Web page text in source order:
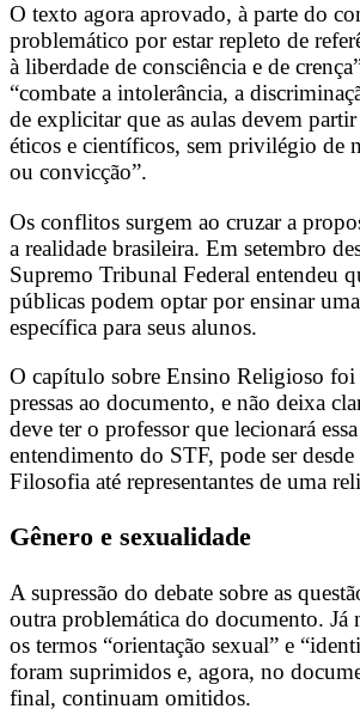
O texto agora aprovado, à parte do
problemático por estar repleto de
à liberdade de consciência e de
“combate a intolerância, a
de explicitar que as aulas devem partir
éticos e científicos, sem privilégio de
ou convicção”.
Os conflitos surgem ao cruzar a
a realidade brasileira. Em setembro
Supremo Tribunal Federal entendeu
públicas podem optar por ensinar
específica para seus alunos.
O capítulo sobre Ensino Religioso foi
pressas ao documento, e não deixa
deve ter o professor que lecionará
entendimento do STF, pode ser
Filosofia até representantes de uma
Gênero e sexualidade
A supressão do debate sobre as
outra problemática do documento. Já
os termos “orientação sexual” e
foram suprimidos e, agora, no
final, continuam omitidos.